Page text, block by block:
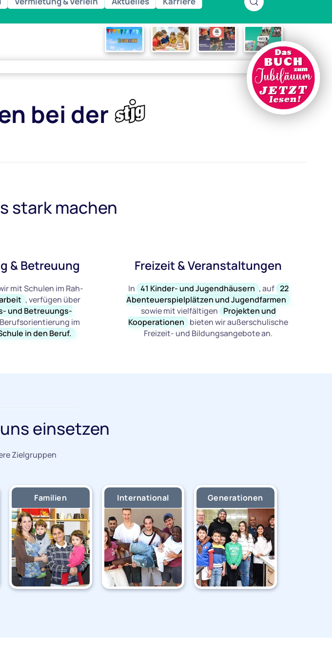
bei der
stark machen
& Betreuung
mit Schulen im Rah-
, verfügen über
und Betreuungs-
im
in den Beruf.
Freizeit & Veranstaltungen
In 41 Kinder- und Jugendhäusern , auf 22
Abenteuerspielplätzen und Jugendfarmen
sowie mit vielfältigen Projekten und
Kooperationen bieten wir außerschulische
Freizeit- und Bildungsangebote an.
einsetzen
Zielgruppen
Familien International Generationen